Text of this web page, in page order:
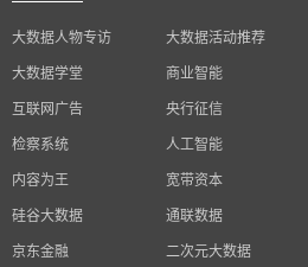
大数据人物专访 大数据活动推荐
大数据学堂 商业智能
互联网广告 央行征信
检察系统 人工智能
内容为王 宽带资本
硅谷大数据 通联数据
京东金融 二次元大数据